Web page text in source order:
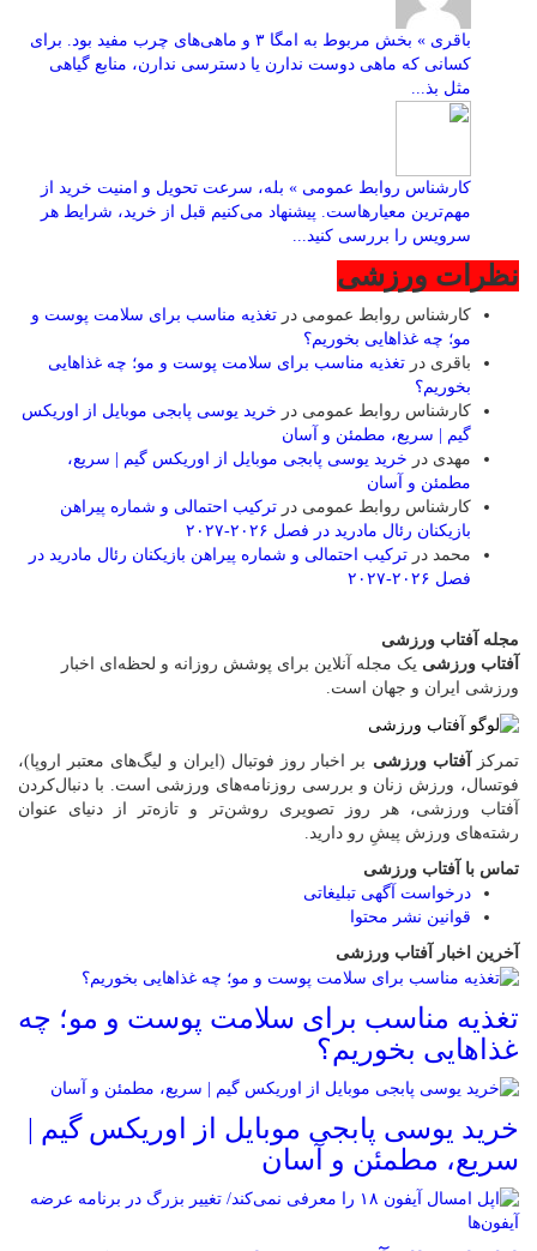
باقری » بخش مربوط به امگا ۳ و ماهی‌های چرب مفید بود. برای
کسانی که ماهی دوست ندارن یا دسترسی ندارن، منابع گیاهی
مثل بذ...
کارشناس روابط عمومی » بله، سرعت تحویل و امنیت خرید از
مهم‌ترین معیارهاست. پیشنهاد می‌کنیم قبل از خرید، شرایط هر
سرویس را بررسی کنید...
نظرات ورزشی
کارشناس روابط عمومی در تغذیه مناسب برای سلامت پوست و
مو؛ چه غذاهایی بخوریم؟
باقری در تغذیه مناسب برای سلامت پوست و مو؛ چه غذاهایی
بخوریم؟
کارشناس روابط عمومی در خرید یوسی پابجی موبایل از اوریکس
گیم | سریع، مطمئن و آسان
مهدی در خرید یوسی پابجی موبایل از اوریکس گیم | سریع،
مطمئن و آسان
کارشناس روابط عمومی در ترکیب احتمالی و شماره پیراهن
بازیکنان رئال مادرید در فصل ۲۰۲۶-۲۰۲۷
محمد در ترکیب احتمالی و شماره پیراهن بازیکنان رئال مادرید در
فصل ۲۰۲۶-۲۰۲۷
مجله آفتاب ورزشی
آفتاب ورزشی یک مجله آنلاین برای پوشش روزانه و لحظه‌ای اخبار
ورزشی ایران و جهان است.
تمرکز آفتاب ورزشی بر اخبار روز فوتبال (ایران و لیگ‌های معتبر اروپا)،
فوتسال، ورزش زنان و بررسی روزنامه‌های ورزشی است. با دنبال‌کردن
آفتاب ورزشی، هر روز تصویری روشن‌تر و تازه‌تر از دنیای عنوان
رشته‌های ورزش پیشِ رو دارید.
تماس با آفتاب ورزشی
درخواست آگهی تبلیغاتی
قوانین نشر محتوا
آخرین اخبار آفتاب ورزشی
تغذیه مناسب برای سلامت پوست و مو؛ چه
غذاهایی بخوریم؟
خرید یوسی پابجی موبایل از اوریکس گیم |
سریع، مطمئن و آسان